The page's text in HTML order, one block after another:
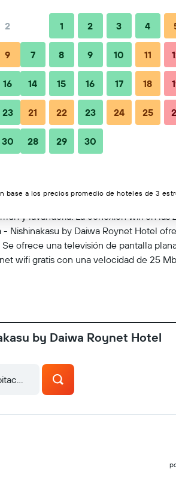
Alojamientos cercanos
y lavandería. La conexión wifi en las
by Daiwa Roynet Hotel
ofrece una televisión de pantalla
wifi gratis con una velocidad de 25
by Daiwa Roynet Hotel
2
9
16
23
30
1 2 3 4
7 8 9 10 11
14 15 16 17 18
21 22 23 24 25
28 29 30
base a los precios promedio de hoteles de 3